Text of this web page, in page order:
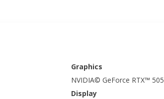
Graphics
NVIDIA© GeForce RTX™
Display